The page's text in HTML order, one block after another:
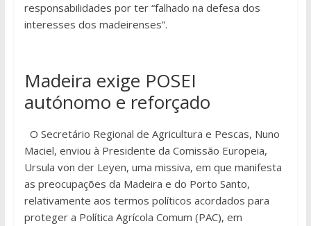
responsabilidades por ter “falhado na defesa dos
interesses dos madeirenses”.
Madeira exige POSEI
autónomo e reforçado
O Secretário Regional de Agricultura e Pescas, Nuno
Maciel, enviou à Presidente da Comissão Europeia,
Ursula von der Leyen, uma missiva, em que manifesta
as preocupações da Madeira e do Porto Santo,
relativamente aos termos políticos acordados para
proteger a Política Agrícola Comum (PAC), em